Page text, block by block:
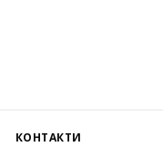
КОНТАКТИ